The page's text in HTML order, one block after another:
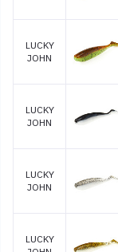
LUCKY
JOHN
LUCKY
JOHN
LUCKY
JOHN
LUCKY